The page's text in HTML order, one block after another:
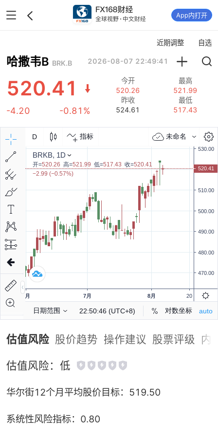
App内打开
近期调整 自选
哈撒韦B BRK.B 2026-08-07 22:49:41
520.41
-4.20 -0.81%
今开
520.26
最高
521.99
昨收
524.61
最低
517.43
估值风险 股价趋势 操作建议 股票评级 内
估值风险：低
华尔街12个月平均股价目标： 519.50
系统性风险指标： 0.80